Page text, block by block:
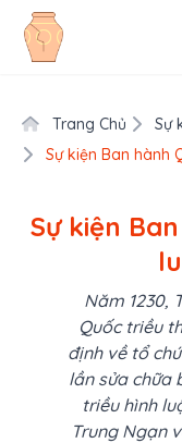
Trang Chủ
Sự
Sự kiện Ban hành
Sự kiện
Năm 1230,
Quốc triều
định về tổ
lần sửa chữa
triều hình
Trung Ngạn